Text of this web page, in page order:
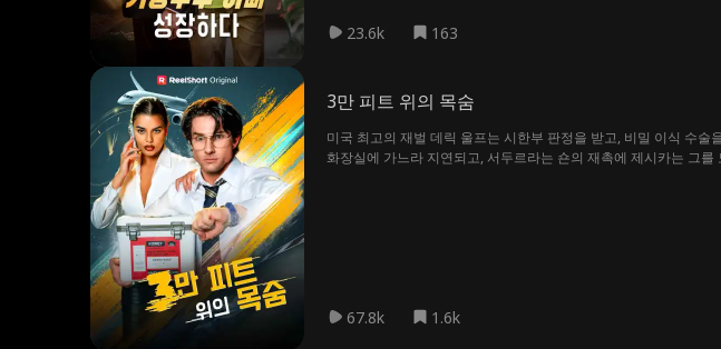
23.6k 163
3만 피트 위의 목숨
미국 최고의 재벌 데릭 울프는 시한부 판정을 받고, 비밀 이식 수
화장실에 가느라 지연되고, 서두르라는 숀의 재촉에 제시카는 그
67.8k 1.6k